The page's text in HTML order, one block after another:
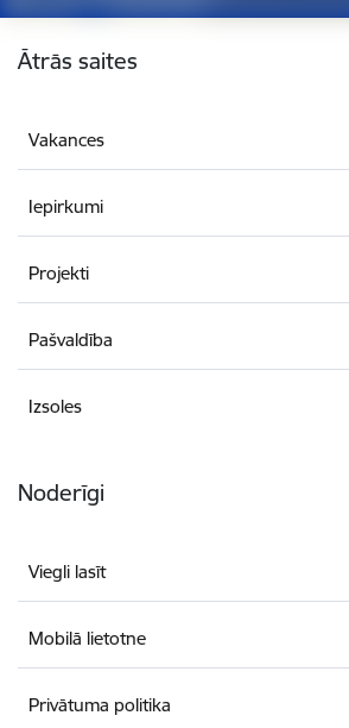
Ātrās saites
Vakances
Iepirkumi
Projekti
Pašvaldība
Izsoles
Noderīgi
Viegli lasīt
Mobilā lietotne
Privātuma politika